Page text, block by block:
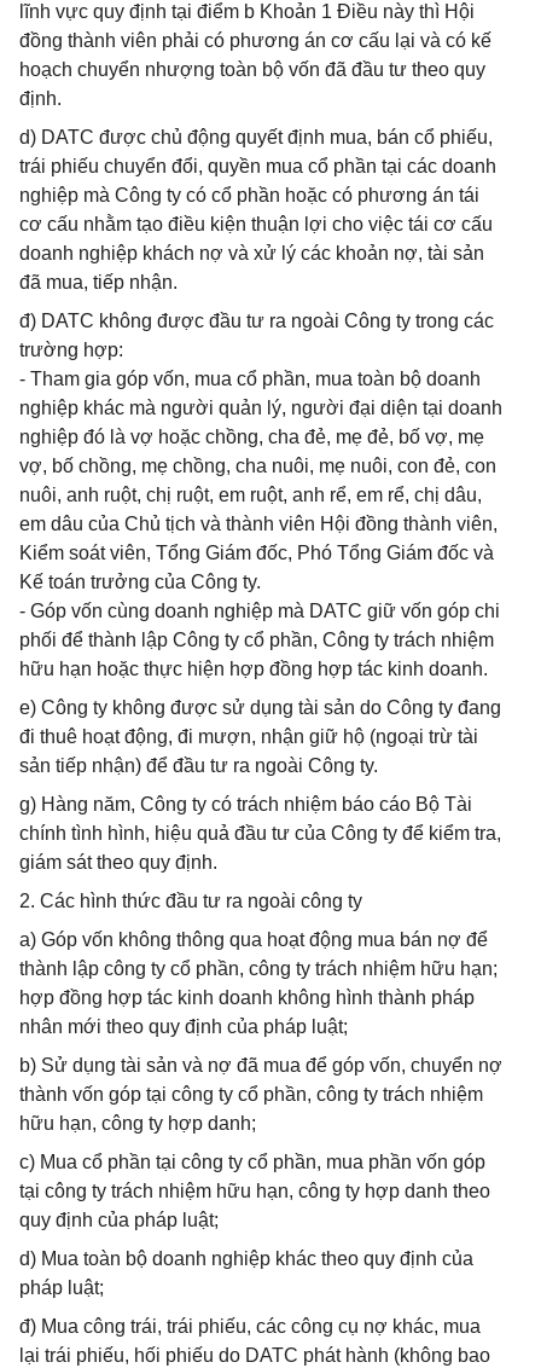
lĩnh vực quy định tại điểm b Khoản 1 Điều này thì Hội
đồng thành viên phải có phương án cơ cấu lại và có kế
hoạch chuyển nhượng toàn bộ vốn đã đầu tư theo quy
định.
d) DATC được chủ động quyết định mua, bán cổ phiếu,
trái phiếu chuyển đổi, quyền mua cổ phần tại các doanh
nghiệp mà Công ty có cổ phần hoặc có phương án tái
cơ cấu nhằm tạo điều kiện thuận lợi cho việc tái cơ cấu
doanh nghiệp khách nợ và xử lý các khoản nợ, tài sản
đã mua, tiếp nhận.
đ) DATC không được đầu tư ra ngoài Công ty trong các
trường hợp:
- Tham gia góp vốn, mua cổ phần, mua toàn bộ doanh
nghiệp khác mà người quản lý, người đại diện tại doanh
nghiệp đó là vợ hoặc chồng, cha đẻ, mẹ đẻ, bố vợ, mẹ
vợ, bố chồng, mẹ chồng, cha nuôi, mẹ nuôi, con đẻ, con
nuôi, anh ruột, chị ruột, em ruột, anh rể, em rể, chị dâu,
em dâu của Chủ tịch và thành viên Hội đồng thành viên,
Kiểm soát viên, Tổng Giám đốc, Phó Tổng Giám đốc và
Kế toán trưởng của Công ty.
- Góp vốn cùng doanh nghiệp mà DATC giữ vốn góp chi
phối để thành lập Công ty cổ phần, Công ty trách nhiệm
hữu hạn hoặc thực hiện hợp đồng hợp tác kinh doanh.
e) Công ty không được sử dụng tài sản do Công ty đang
đi thuê hoạt động, đi mượn, nhận giữ hộ (ngoại trừ tài
sản tiếp nhận) để đầu tư ra ngoài Công ty.
g) Hàng năm, Công ty có trách nhiệm báo cáo Bộ Tài
chính tình hình, hiệu quả đầu tư của Công ty để kiểm tra,
giám sát theo quy định.
2. Các hình thức đầu tư ra ngoài công ty
a) Góp vốn không thông qua hoạt động mua bán nợ để
thành lập công ty cổ phần, công ty trách nhiệm hữu hạn;
hợp đồng hợp tác kinh doanh không hình thành pháp
nhân mới theo quy định của pháp luật;
b) Sử dụng tài sản và nợ đã mua để góp vốn, chuyển nợ
thành vốn góp tại công ty cổ phần, công ty trách nhiệm
hữu hạn, công ty hợp danh;
c) Mua cổ phần tại công ty cổ phần, mua phần vốn góp
tại công ty trách nhiệm hữu hạn, công ty hợp danh theo
quy định của pháp luật;
d) Mua toàn bộ doanh nghiệp khác theo quy định của
pháp luật;
đ) Mua công trái, trái phiếu, các công cụ nợ khác, mua
lại trái phiếu, hối phiếu do DATC phát hành (không bao